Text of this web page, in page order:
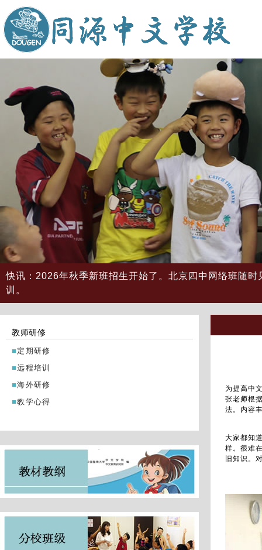
快讯：2026年秋季新班招生开始了。北京四中网络班随
训。
教师研修
定期研修
远程培训
海外研修
教学心得
为提高中
张老师根
法。内容
大家都知
样。很难
旧知识。